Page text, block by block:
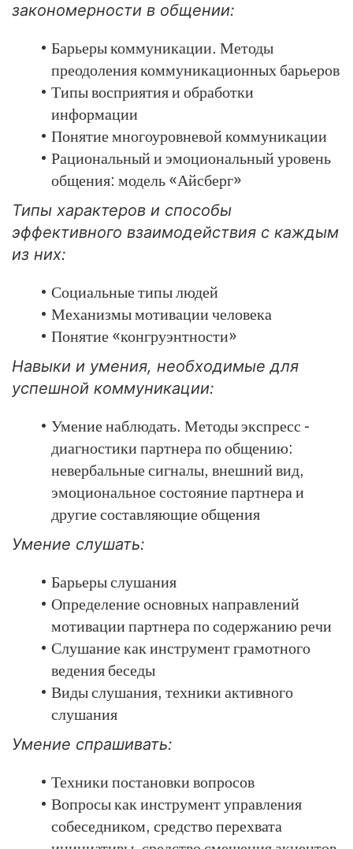
закономерности в общении:
Барьеры коммуникации. Методы
преодоления коммуникационных барьеров
Типы восприятия и обработки
информации
Понятие многоуровневой коммуникации
Рациональный и эмоциональный уровень
общения: модель «Айсберг»
Типы характеров и способы
эффективного взаимодействия с каждым
из них:
Социальные типы людей
Механизмы мотивации человека
Понятие «конгруэнтности»
Навыки и умения, необходимые для
успешной коммуникации:
Умение наблюдать. Методы экспресс -
диагностики партнера по общению:
невербальные сигналы, внешний вид,
эмоциональное состояние партнера и
другие составляющие общения
Умение слушать:
Барьеры слушания
Определение основных направлений
мотивации партнера по содержанию речи
Слушание как инструмент грамотного
ведения беседы
Виды слушания, техники активного
слушания
Умение спрашивать:
Техники постановки вопросов
Вопросы как инструмент управления
собеседником, средство перехвата